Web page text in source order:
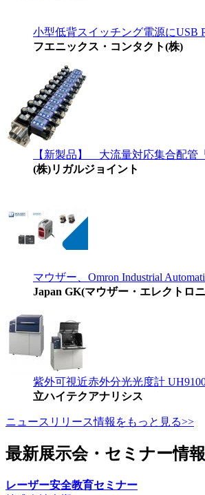
小型低背スイッチング電源にUSB
フエニックス・コンタクト(株)
【新製品】 大流量対応集合配管
(株)リガルジョイント
マウザー、Omron Industrial
Japan GK(マウザー・エレクトロ
紫外可視近赤外分光光度計
立ハイテクアナリシス
ニュースリリース情報をもっと見る>>
最新展示会・セミナー情報
レーザー安全教育セミナー